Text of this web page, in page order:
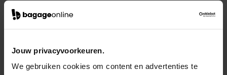
Jouw privacyvoorkeuren.
We gebruiken cookies om content en advertenties te